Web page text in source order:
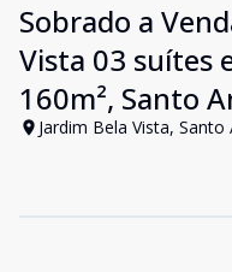
Sobrado a
Vista 03 suítes
160m², Santo
Jardim Bela Vista, Santo